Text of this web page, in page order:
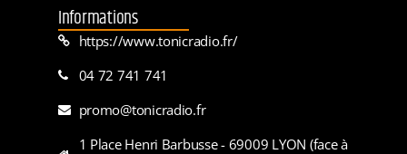
Informations
https://www.tonicradio.fr/
04 72 741 741
promo@tonicradio.fr
1 Place Henri Barbusse - 69009 LYON (face à